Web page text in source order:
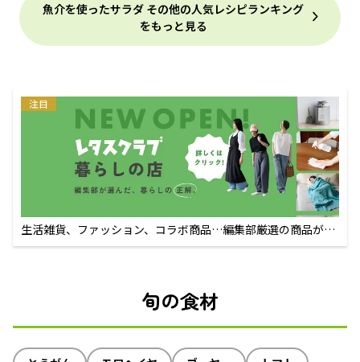
魚介を使ったサラダ その他の人気レシピランキング
をもっと見る
注目
生活雑貨、ファッション、コラボ商品…編集部厳選の商品が買
えるECサイト
旬の食材